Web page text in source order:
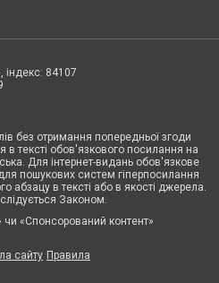
індекс: 84107
без отримання попередньої згоди
тексті обов'язкового посилання на
Для інтернет-видань обов'язкове
пошукових систем гіперпосилання
абзацу в тексті або в якості джерела.
Законом.
«Спонсорований контент»
сайту Правила